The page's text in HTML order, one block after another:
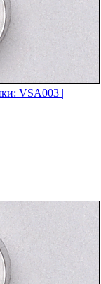
VSA003 |‌